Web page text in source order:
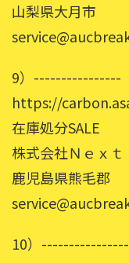
山梨県大月市
9）----------------
https://
在庫処分SALE
株式会社Ｎｅｘ
鹿児島県熊毛郡
10）----------------